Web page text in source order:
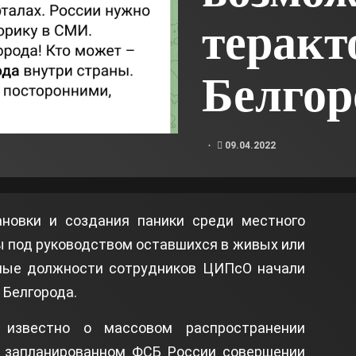
09.04.2022
и создания паники среди местного
под руководством оставшихся в живых или
должности сотрудников ЦИПсО начали
о массовом распространении
ФСБ России совершении